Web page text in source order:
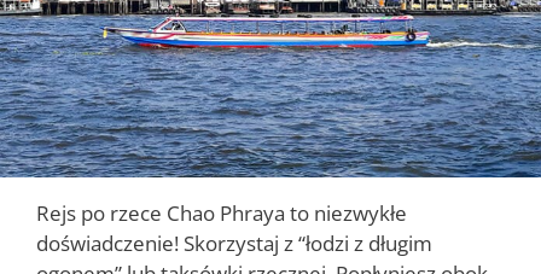
Rejs po rzece Chao Phraya to niezwykłe
doświadczenie! Skorzystaj z “łodzi z długim